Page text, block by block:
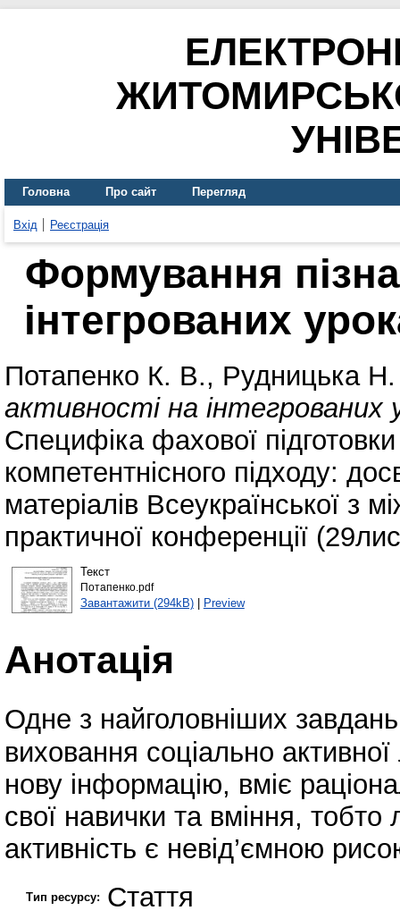
Головна Про сайт Перегляд
Вхід Реєстрація
Формування
інтегрованих
Потапенко К. В., Рудницька
активності на інтегрованих
Специфіка фахової
компетентнісного підходу:
матеріалів Всеукраїнської з
практичної конференції
Текст
Потапенко.pdf
Завантажити (294kB)| Preview
Анотація
Одне з найголовніших
виховання соціально
нову інформацію, вміє
свої навички та вміння, тобто
активність є невід’ємною
Тип ресурсу: Стаття